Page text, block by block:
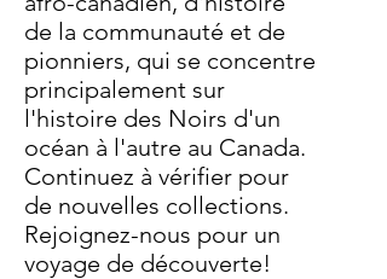
de la communauté et de
pionniers, qui se concentre
principalement sur
l'histoire des Noirs d'un
océan à l'autre au Canada.
Continuez à vérifier pour
de nouvelles collections.
Rejoignez-nous pour un
voyage de découverte!